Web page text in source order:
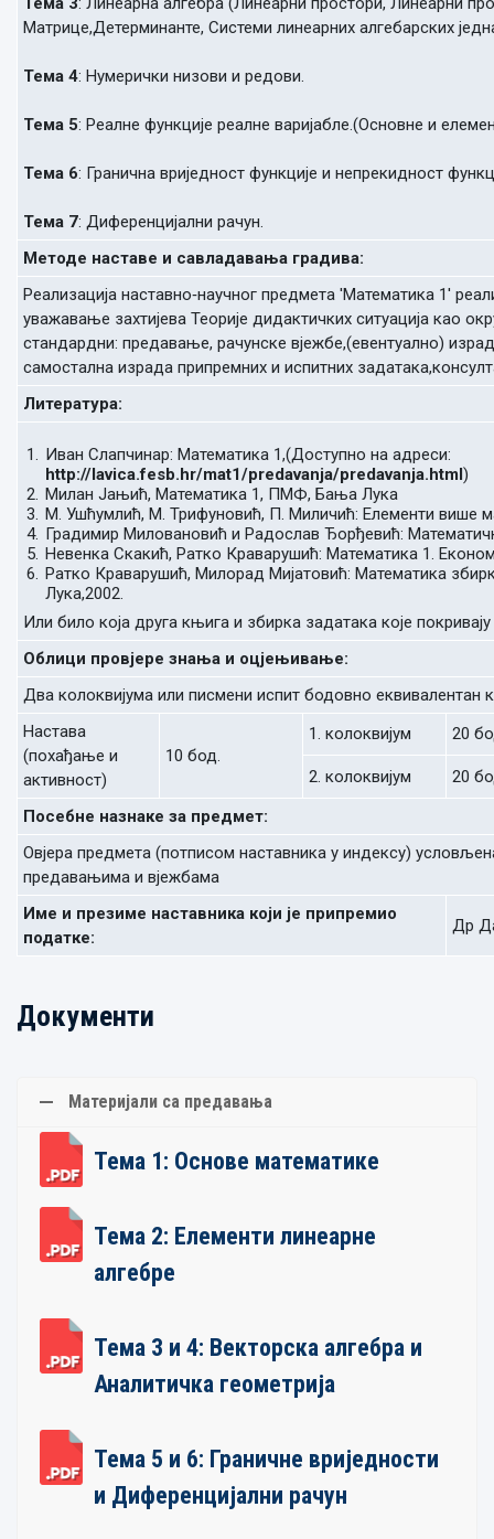
Матрице,Детерминанте, Системи линеарних алгебарских
Тема 4: Нумерички низови и редови.
Тема 5: Реалне функције реалне варијабле.(Основне и
Тема 6: Гранична вриједност функције и непрекидност
Тема 7: Диференцијални рачун.
Методе наставе и савладавања градива:
Реализација наставно‐научног предмета 'Математика 1'
уважавање захтијева Теорије дидактичких ситуација као
стандардни: предавање, рачунске вјежбе,(евентуално)
самостална израда припремних и испитних
Литература:
Иван Слапчинар: Математика 1,(Доступно на адреси:
http://lavica.fesb.hr/mat1/predavanja/predavanja.html)
Милан Јањић, Математика 1, ПМФ, Бања Лука
М. Ушћумлић, М. Трифуновић, П. Миличић: Елементи више
Градимир Миловановић и Радослав Ђорђевић:
Невенка Скакић, Ратко Краварушић: Математика 1.
Ратко Краварушић, Милорад Мијатовић: Математика
Лука,2002.
Или било која друга књига и збирка задатака које
Облици провјере знања и оцјењивање:
Два колоквијума или писмени испит бодовно еквивалентан
Настава
(похађање и
активност)
10 бод.
1. колоквијум 20
2. колоквијум
20
Посебне назнаке за предмет:
Овјера предмета (потписом наставника у индексу)
предавањима и вјежбама
Име и презиме наставника који је припремио
податке:
Др
Документи
Материјали са предавања
Тема 1: Основе математике
Тема 2: Елементи линеарне
алгебре
Тема 3 и 4: Векторска алгебра и
Аналитичка геометрија
Тема 5 и 6: Граничне вриједности
и Диференцијални рачун